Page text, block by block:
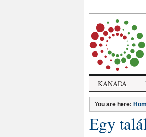
KANADA
You are here:
Egy